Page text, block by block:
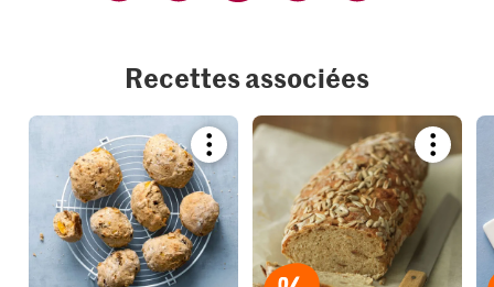
Recettes associées
Bookmark
recipe
or
add
it
to
your
collections.
recipe
add
your